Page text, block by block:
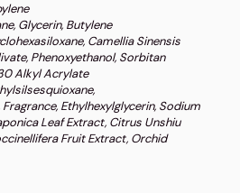
Glycerin, Butylene
Camellia Sinensis
Phenoxyethanol, Sorbitan
Alkyl Acrylate
Ethylhexylglycerin, Sodium
Leaf Extract, Citrus Unshiu
Fruit Extract, Orchid